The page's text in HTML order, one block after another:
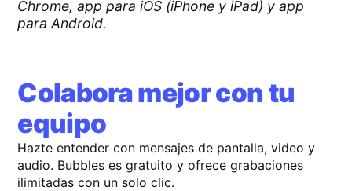
Chrome, app para iOS (iPhone y iPad) y app
para Android.
Colabora mejor con tu
equipo
Hazte entender con mensajes de pantalla, video y
audio. Bubbles es gratuito y ofrece grabaciones
ilimitadas con un solo clic.